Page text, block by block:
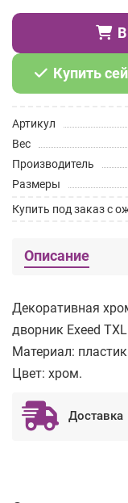
Купить
Артикул
Вес
Производитель
Размеры
Купить под заказ с
Описание
Декоративная
дворник Exeed
Материал:
Цвет: хром.
Доставка